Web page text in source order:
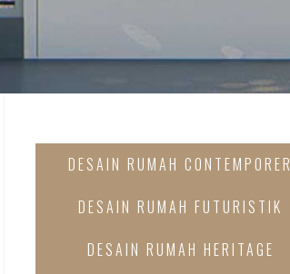
DESAIN RUMAH CONTEMPORER
DESAIN RUMAH FUTURISTIK
DESAIN RUMAH HERITAGE